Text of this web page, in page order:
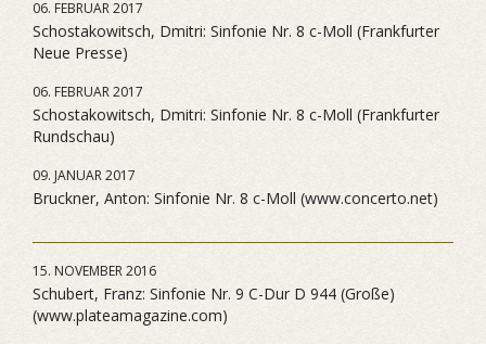
06. FEBRUAR 2017
Schostakowitsch, Dmitri: Sinfonie Nr. 8 c-Moll (Frankfurter
Neue Presse)
06. FEBRUAR 2017
Schostakowitsch, Dmitri: Sinfonie Nr. 8 c-Moll (Frankfurter
Rundschau)
09. JANUAR 2017
Bruckner, Anton: Sinfonie Nr. 8 c-Moll (www.concerto.net)
15. NOVEMBER 2016
Schubert, Franz: Sinfonie Nr. 9 C-Dur D 944 (Große)
(www.plateamagazine.com)